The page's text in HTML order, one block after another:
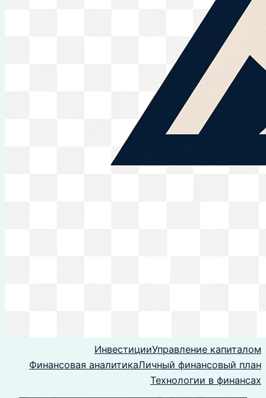
ИнвестицииУправление капиталом
Финансовая аналитикаЛичный финансовый план
Технологии в финансах